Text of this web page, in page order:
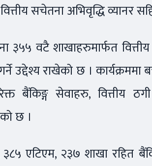
सचेतना अभिवृद्धि व्यानर
वटै शाखाहरुमार्फत वित्तीय
उद्देश्य राखेको छ ।
बैंकिङ्ग सेवाहरु, वित्तीय
छ ।
एटिएम, २३७ शाखा रहित